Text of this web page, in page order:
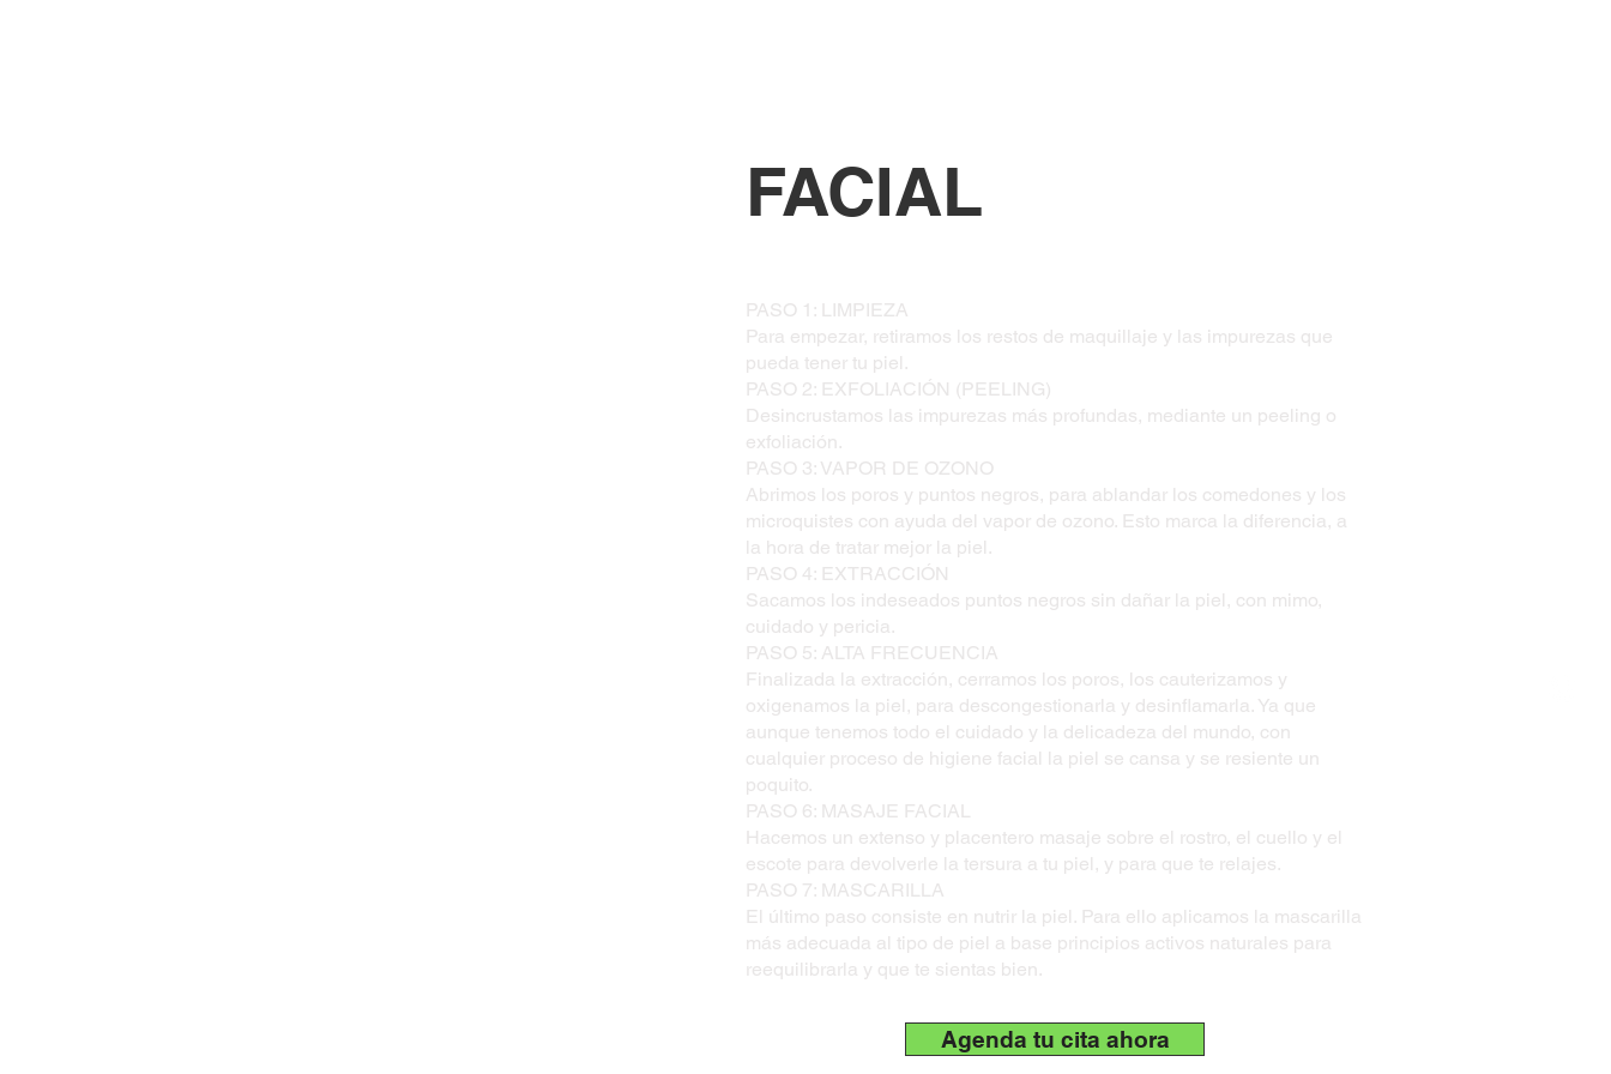
FACIAL
PASO 1: LIMPIEZA
Para empezar, retiramos los restos de maquillaje y las impurezas que
pueda tener tu piel.
PASO 2: EXFOLIACIÓN (PEELING)
Desincrustamos las impurezas más profundas, mediante un peeling o
exfoliación.
PASO 3: VAPOR DE OZONO
Abrimos los poros y puntos negros, para ablandar los comedones y los
microquistes con ayuda del vapor de ozono. Esto marca la diferencia, a
la hora de tratar mejor la piel.
PASO 4: EXTRACCIÓN
Sacamos los indeseados puntos negros sin dañar la piel, con mimo,
cuidado y pericia.
PASO 5: ALTA FRECUENCIA
Finalizada la extracción, cerramos los poros, los cauterizamos y
oxigenamos la piel, para descongestionarla y desinflamarla. Ya que
aunque tenemos todo el cuidado y la delicadeza del mundo, con
cualquier proceso de higiene facial la piel se cansa y se resiente un
poquito.
PASO 6: MASAJE FACIAL
Hacemos un extenso y placentero masaje sobre el rostro, el cuello y el
escote para devolverle la tersura a tu piel, y para que te relajes.
PASO 7: MASCARILLA
El último paso consiste en nutrir la piel. Para ello aplicamos la mascarilla
más adecuada al tipo de piel a base principios activos naturales para
reequilibrarla y que te sientas bien.
Agenda tu cita ahora